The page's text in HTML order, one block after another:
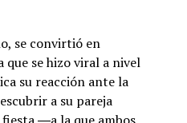
se convirtió en
se hizo viral a nivel
su reacción ante la
a su pareja